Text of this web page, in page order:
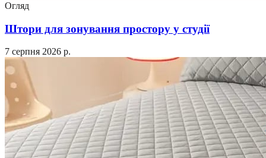
Огляд
Штори для зонування простору у студії
7 серпня 2026 р.